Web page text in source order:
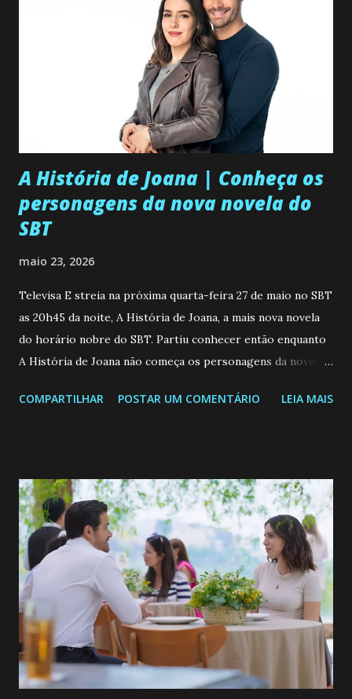
A História de Joana | Conheça os
personagens da nova novela do
SBT
maio 23, 2026
Televisa E streia na próxima quarta-feira 27 de maio no SBT
as 20h45 da noite, A História de Joana, a mais nova novela
do horário nobre do SBT. Partiu conhecer então enquanto
A História de Joana não começa os personagens da novela?
de 25/05/26 a 31/05/26 JOANA GUADALUPE (Camila
permanecer virgem até encontrar o homem que realmente
ama, o que não é fácil, já que dedica todas as suas energias a
se aprimorar, trabalhando, estudando e se orgulhando de
ser a primeira mulher da família a ingressar na
universidade. Ela tem uma personalidade muito alegre, é
muito madura para a idade, determinada, criativa e
empática. Detesta injustiças e é uma ótima amiga. Pode ser
teimosa e muito persistente quando decide fazer algo.
Durante um exame ginecológico, ela é inseminada por eng...
COMPARTILHAR POSTAR UM COMENTÁRIO LEIA MAIS